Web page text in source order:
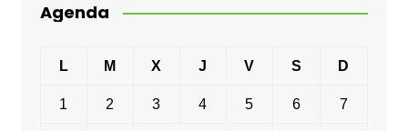
Agenda
L M X J V S D
1 2 3 4 5 6 7